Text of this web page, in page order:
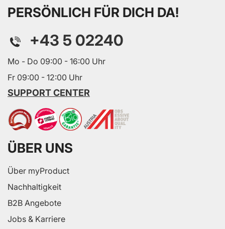
PERSÖNLICH FÜR DICH DA!
+43 5 02240
Mo - Do 09:00 - 16:00 Uhr
Fr 09:00 - 12:00 Uhr
SUPPORT CENTER
ÜBER UNS
Über myProduct
Nachhaltigkeit
B2B Angebote
Jobs & Karriere